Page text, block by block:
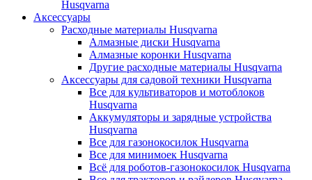
Husqvarna
Аксессуары
Расходные материалы Husqvarna
Алмазные диски Husqvarna
Алмазные коронки Husqvarna
Другие расходные материалы Husqvarna
Аксессуары для садовой техники Husqvarna
Все для культиваторов и мотоблоков
Husqvarna
Аккумуляторы и зарядные устройства
Husqvarna
Все для газонокосилок Husqvarna
Все для минимоек Husqvarna
Всё для роботов-газонокосилок Husqvarna